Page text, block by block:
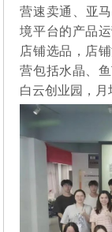
营速卖通、亚
境平台的产品
店铺选品，店
营包括水晶、
白云创业园，月